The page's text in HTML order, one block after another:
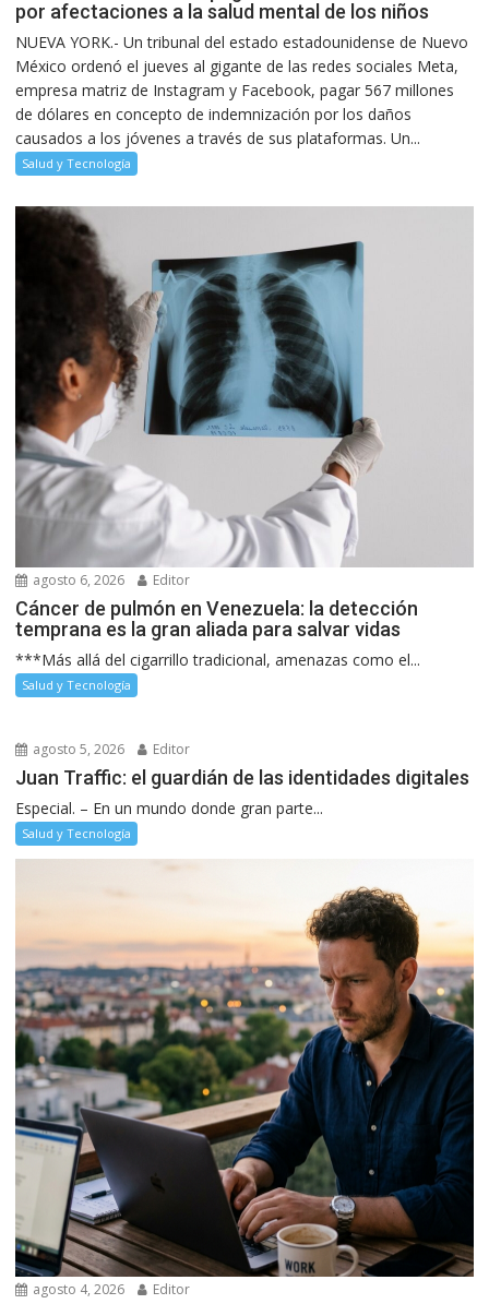
por afectaciones a la salud mental de los niños
NUEVA YORK.- Un tribunal del estado estadounidense de Nuevo
México ordenó el jueves al gigante de las redes sociales Meta,
empresa matriz de Instagram y Facebook, pagar 567 millones
de dólares en concepto de indemnización por los daños
causados a los jóvenes a través de sus plataformas. Un...
Salud y Tecnología
agosto 6, 2026 Editor
Cáncer de pulmón en Venezuela: la detección
temprana es la gran aliada para salvar vidas
***Más allá del cigarrillo tradicional, amenazas como el...
Salud y Tecnología
agosto 5, 2026 Editor
Juan Traffic: el guardián de las identidades digitales
Especial. – En un mundo donde gran parte...
Salud y Tecnología
agosto 4, 2026 Editor